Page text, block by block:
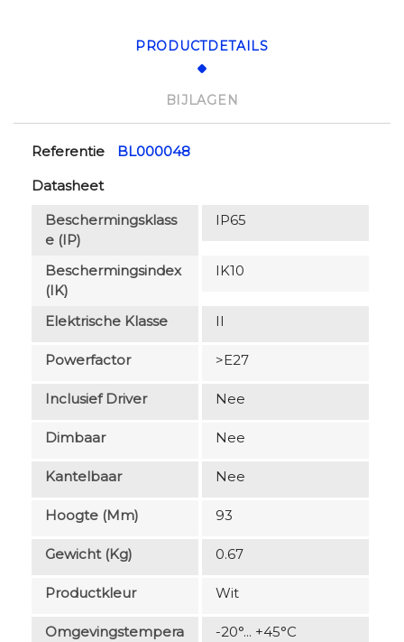
PRODUCTDETAILS
BIJLAGEN
Referentie
BL000048
Datasheet
Beschermingsklass
E (IP)
IP65
Beschermingsindex
(IK)
IK10
Elektrische Klasse II
Powerfactor >E27
Inclusief Driver Nee
Dimbaar Nee
Kantelbaar Nee
Hoogte (mm) 93
Gewicht (kg) 0.67
Productkleur Wit
Omgevingstempera
-20°... +45°C